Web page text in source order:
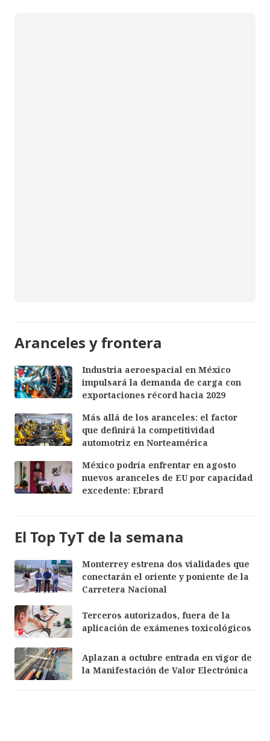
Aranceles y frontera
Industria aeroespacial en México
impulsará la demanda de carga con
exportaciones récord hacia 2029
Más allá de los aranceles: el factor
que definirá la competitividad
automotriz en Norteamérica
México podría enfrentar en agosto
nuevos aranceles de EU por capacidad
excedente: Ebrard
El Top TyT de la semana
Monterrey estrena dos vialidades que
conectarán el oriente y poniente de la
Carretera Nacional
Terceros autorizados, fuera de la
aplicación de exámenes toxicológicos
Aplazan a octubre entrada en vigor de
la Manifestación de Valor Electrónica